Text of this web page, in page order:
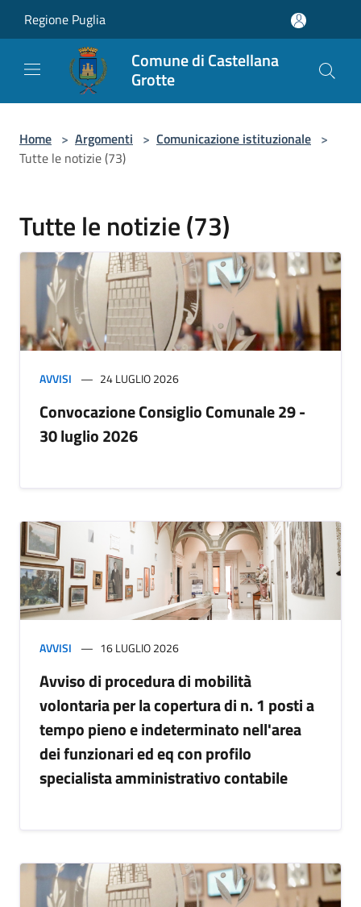
Regione Puglia
Comune di Castellana
Grotte
Home > Argomenti > Comunicazione istituzionale >
Tutte le notizie (73)
Tutte le notizie (73)
AVVISI 24 LUGLIO 2026
Convocazione Consiglio Comunale 29 -
30 luglio 2026
AVVISI 16 LUGLIO 2026
Avviso di procedura di mobilità
volontaria per la copertura di n. 1 posti a
tempo pieno e indeterminato nell'area
dei funzionari ed eq con profilo
specialista amministrativo contabile